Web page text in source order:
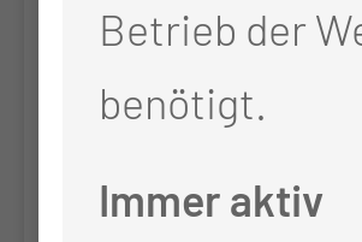
on Treatment and
Outcome in
Cholangiocellular
Betrieb der
benötigt.
Immer aktiv